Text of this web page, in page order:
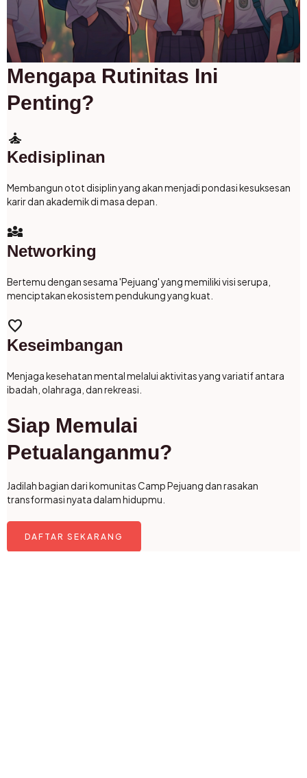
Mengapa Rutinitas Ini
Penting?
self_improvement
Kedisiplinan
Membangun otot disiplin yang akan menjadi pondasi kesuksesan
karir dan akademik di masa depan.
diversity_3
Networking
Bertemu dengan sesama 'Pejuang' yang memiliki visi serupa,
menciptakan ekosistem pendukung yang kuat.
favorite
Keseimbangan
Menjaga kesehatan mental melalui aktivitas yang variatif antara
ibadah, olahraga, dan rekreasi.
Siap Memulai
Petualanganmu?
Jadilah bagian dari komunitas Camp Pejuang dan rasakan
transformasi nyata dalam hidupmu.
DAFTAR SEKARANG